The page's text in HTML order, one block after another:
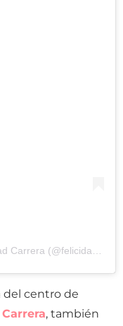
Carrera (@felicidadcarrera) el
del centro de
, también